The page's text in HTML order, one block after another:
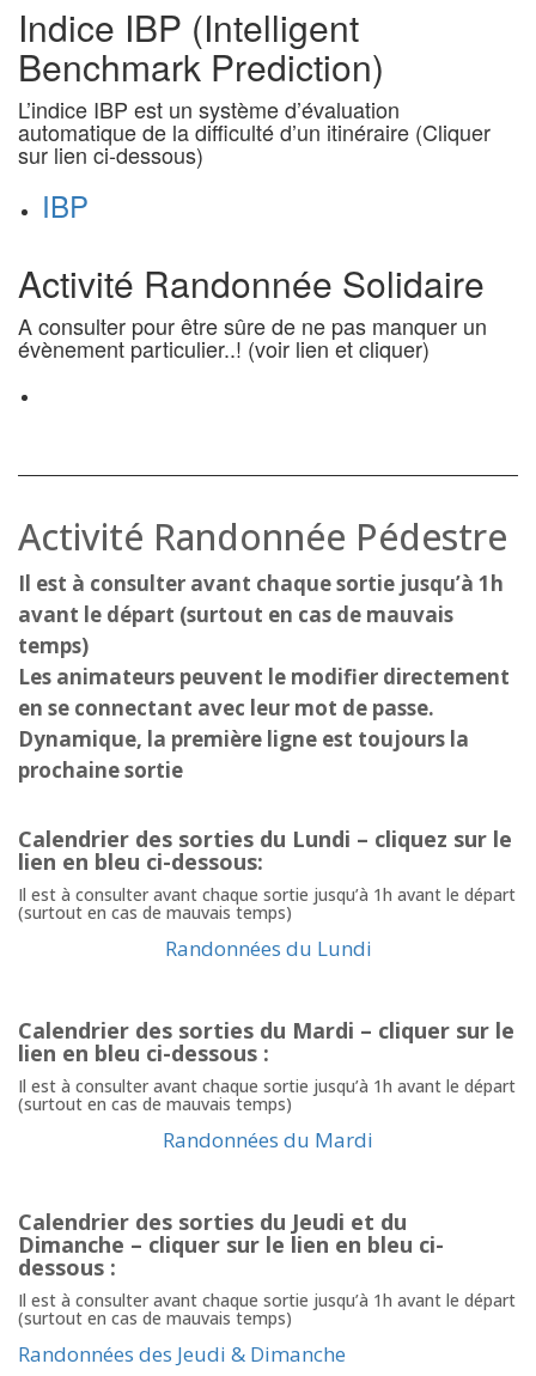
Indice IBP (Intelligent
Benchmark Prediction)
L’indice IBP est un système d’évaluation
automatique de la difficulté d’un itinéraire (Cliquer
sur lien ci-dessous)
IBP
Activité Randonnée Solidaire
A consulter pour être sûre de ne pas manquer un
évènement particulier..! (voir lien et cliquer)
Activité Randonnée Pédestre
Il est à consulter avant chaque sortie jusqu’à 1h
avant le départ (surtout en cas de mauvais
temps)
Les animateurs peuvent le modifier directement
en se connectant avec leur mot de passe.
Dynamique, la première ligne est toujours la
prochaine sortie
Calendrier des sorties du Lundi – cliquez sur le
lien en bleu ci-dessous:
Il est à consulter avant chaque sortie jusqu’à 1h avant le départ
(surtout en cas de mauvais temps)
Randonnées du Lundi
Calendrier des sorties du Mardi – cliquer sur le
lien en bleu ci-dessous :
Il est à consulter avant chaque sortie jusqu’à 1h avant le départ
(surtout en cas de mauvais temps)
Randonnées du Mardi
Calendrier des sorties du Jeudi et du
Dimanche – cliquer sur le lien en bleu ci-
dessous :
Il est à consulter avant chaque sortie jusqu’à 1h avant le départ
(surtout en cas de mauvais temps)
Randonnées des Jeudi & Dimanche